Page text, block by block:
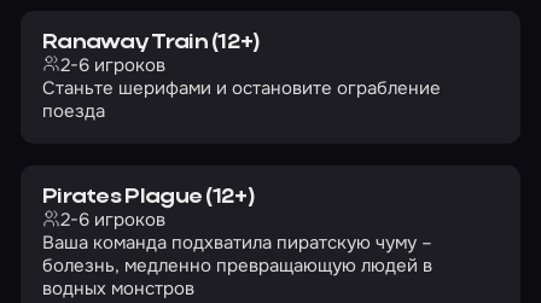
Ranaway Train (12+)
2-6 игроков
Станьте шерифами и остановите ограбление
поезда
Pirates Plague (12+)
2-6 игроков
Ваша команда подхватила пиратскую чуму –
болезнь, медленно превращающую людей в
водных монстров